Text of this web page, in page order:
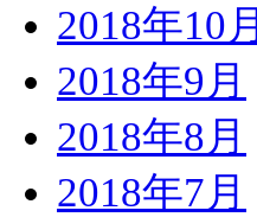
2018年10月
2018年9月
2018年8月
2018年7月